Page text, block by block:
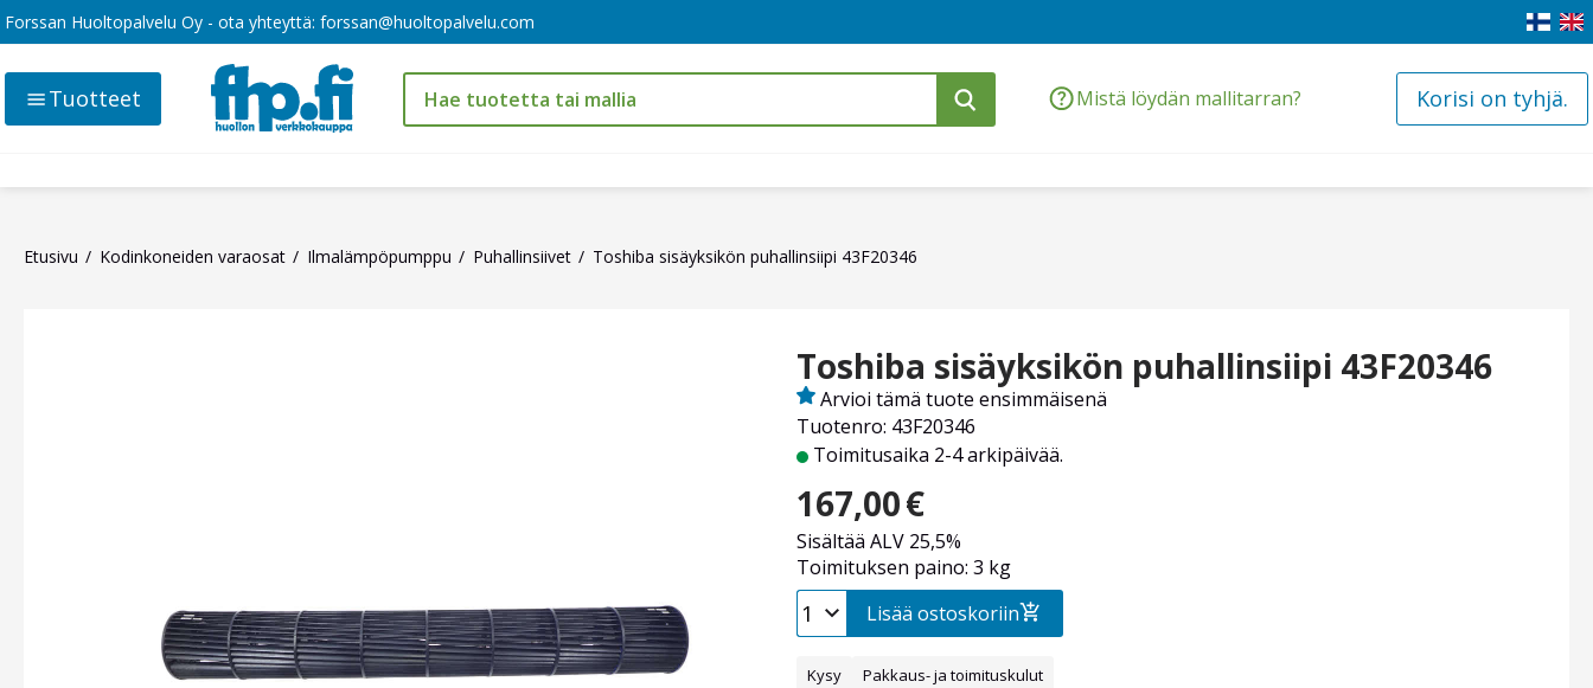
Forssan Huoltopalvelu Oy - ota yhteyttä: forssan@huoltopalvelu.com
Mistä löydän mallitarran? Korisi on tyhjä.
Tuotteet
Etusivu Kodinkoneiden varaosat Ilmalämpöpumppu Puhallinsiivet Toshiba sisäyksikön puhallinsiipi 43F20346
Toshiba sisäyksikön puhallinsiipi 43F20346
Tuotenro: 43F20346
Arvioi tämä tuote ensimmäisenä
Toimitusaika 2-4 arkipäivää.
167,00€
Sisältää ALV 25,5%
Toimituksen paino: 3 kg
Lisää ostoskoriin
Kysy Pakkaus- ja toimituskulut